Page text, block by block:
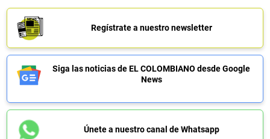
Regístrate a nuestro newsletter
Siga las noticias de EL COLOMBIANO desde Google
News
Únete a nuestro canal de Whatsapp